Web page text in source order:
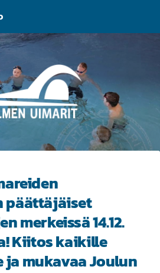
Iisalmen Uimarit ry
päättäjäiset
merkeissä 14.12.
Kiitos kaikille
mukavaa Joulun